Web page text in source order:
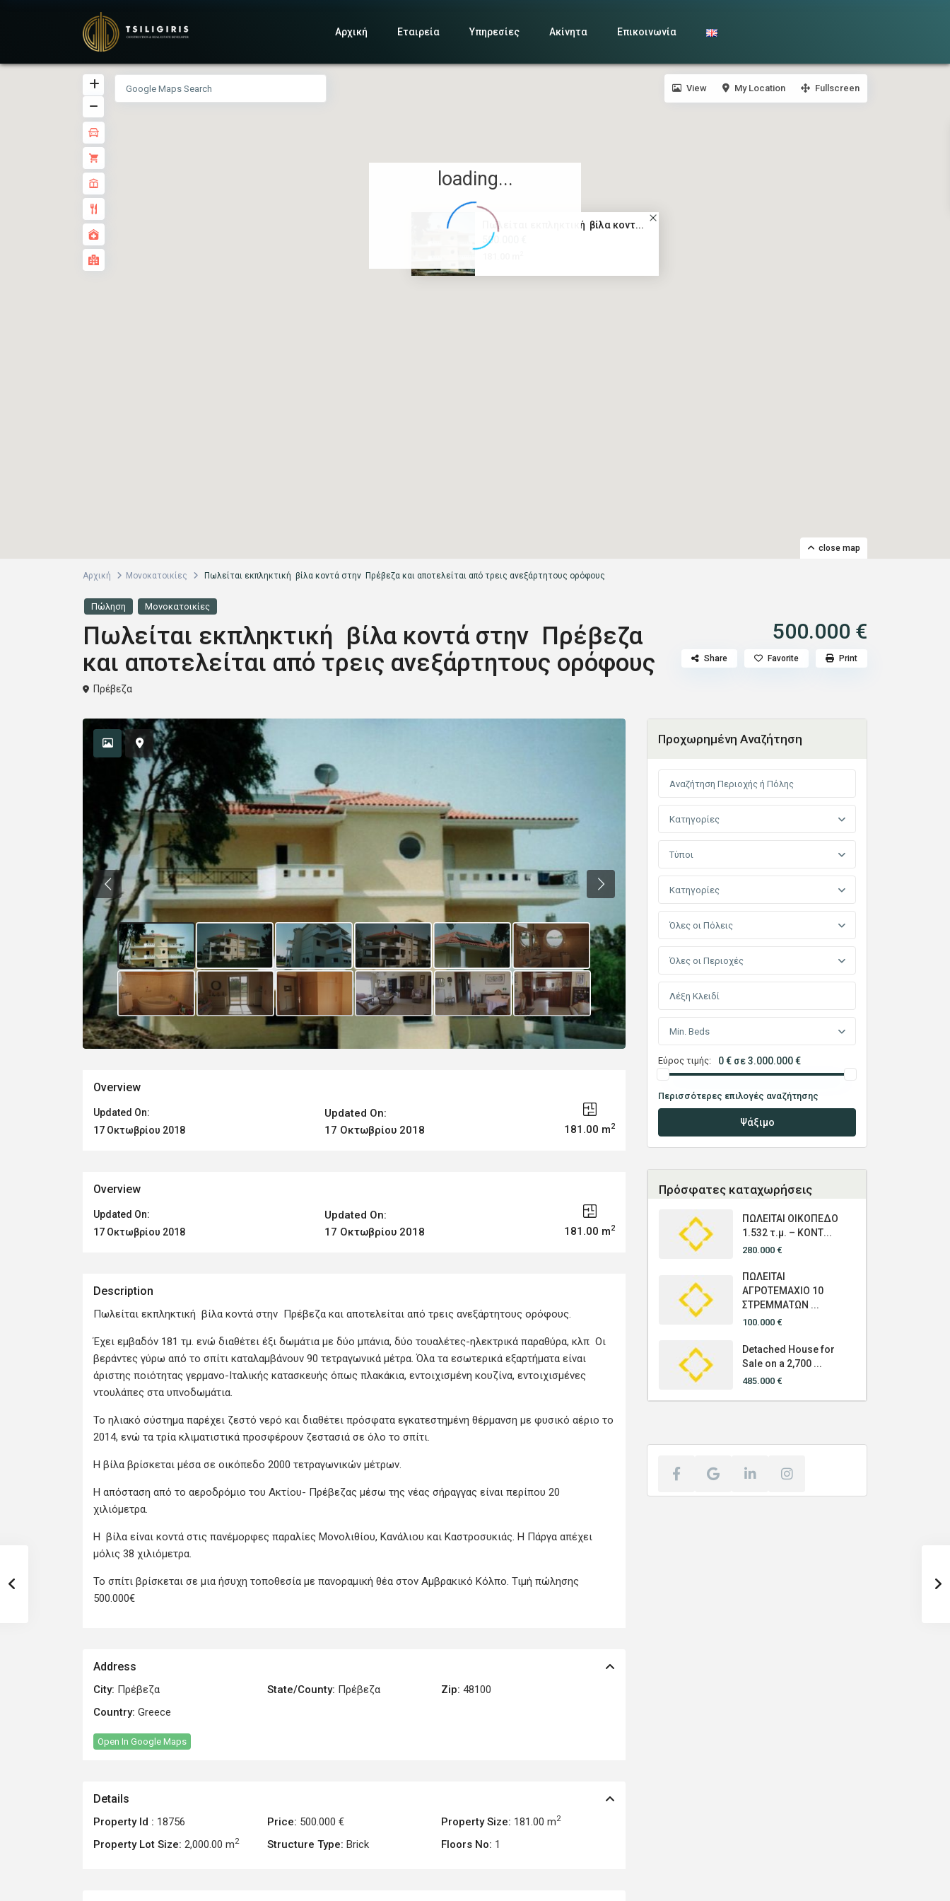
Αρχική Εταιρεία Υπηρεσίες Ακίνητα Επικοινωνία
Πωλείται εκπληκτική βίλα κοντ...
500.000 €
loading...
close map
View My Location Fullscreen
Αρχική Μονοκατοικίες Πωλείται εκπληκτική βίλα κοντά στην Πρέβεζα και αποτελείται από τρεις ανεξάρτητους ορόφους
Πώληση Μονοκατοικίες
Πωλείται εκπληκτική βίλα κοντά στην Πρέβεζα
και αποτελείται από τρεις ανεξάρτητους ορόφους
500.000 €
Πρέβεζα
Share Favorite Print
Overview
Updated On:
17 Οκτωβρίου 2018
Updated On:
17 Οκτωβρίου 2018
181.00 m2
Overview
Updated On:
17 Οκτωβρίου 2018
Updated On:
17 Οκτωβρίου 2018
181.00 m2
Description
Πωλείται εκπληκτική βίλα κοντά στην Πρέβεζα και αποτελείται από τρεις ανεξάρτητους ορόφους.
Έχει εμβαδόν 181 τμ. ενώ διαθέτει έξι δωμάτια με δύο μπάνια, δύο τουαλέτες-ηλεκτρικά παραθύρα, κλπ Οι
βεράντες γύρω από το σπίτι καταλαμβάνουν 90 τετραγωνικά μέτρα. Όλα τα εσωτερικά εξαρτήματα είναι
άριστης ποιότητας γερμανο-Ιταλικής κατασκευής όπως πλακάκια, εντοιχισμένη κουζίνα, εντοιχισμένες
ντουλάπες στα υπνοδωμάτια.
Το ηλιακό σύστημα παρέχει ζεστό νερό και διαθέτει πρόσφατα εγκατεστημένη θέρμανση με φυσικό αέριο το
2014, ενώ τα τρία κλιματιστικά προσφέρουν ζεστασιά σε όλο το σπίτι.
Η βίλα βρίσκεται μέσα σε οικόπεδο 2000 τετραγωνικών μέτρων.
Η απόσταση από το αεροδρόμιο του Ακτίου- Πρέβεζας μέσω της νέας σήραγγας είναι περίπου 20
χιλιόμετρα.
Η βίλα είναι κοντά στις πανέμορφες παραλίες Μονολιθίου, Κανάλιου και Καστροσυκιάς. Η Πάργα απέχει
μόλις 38 χιλιόμετρα.
Το σπίτι βρίσκεται σε μια ήσυχη τοποθεσία με πανοραμική θέα στον Αμβρακικό Κόλπο. Τιμή πώλησης
500.000€
Address
City: Πρέβεζα State/County: Πρέβεζα Zip: 48100
Country: Greece
Open In Google Maps
Details
Property Id : 18756 Price: 500.000 € Property Size: 181.00 m2
Property Lot Size: 2,000.00 m2 Structure Type: Brick Floors No: 1
Προχωρημένη Αναζήτηση
Κατηγορίες
Τύποι
Κατηγορίες
Όλες οι Πόλεις
Όλες οι Περιοχές
Min. Beds
Εύρος τιμής: 0 € σε 3.000.000 €
Περισσότερες επιλογές αναζήτησης
Ψάξιμο
Πρόσφατες καταχωρήσεις
ΠΩΛΕΙΤΑΙ ΟΙΚΟΠΕΔΟ
1.532 τ.μ. – ΚΟΝΤ...
280.000 €
ΠΩΛΕΙΤΑΙ
ΑΓΡΟΤΕΜΑΧΙΟ 10
ΣΤΡΕΜΜΑΤΩΝ ...
100.000 €
Detached House for
Sale on a 2,700 ...
485.000 €